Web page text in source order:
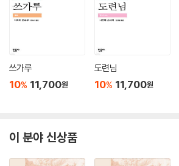
쓰가루
10% 11,700원
도련님
10% 11,700원
이 분야 신상품